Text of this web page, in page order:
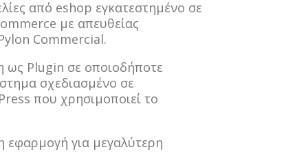
από eshop εγκατεστημένο σε
με απευθείας
Commercial.
ως Plugin σε οποιοδήποτε
σχεδιασμένο σε
που χρησιμοποιεί το
για μεγαλύτερη